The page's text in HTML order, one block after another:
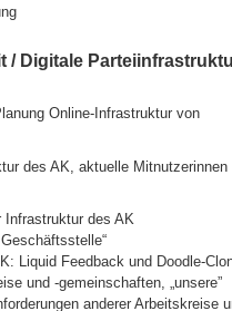
/ Digitale
Online-Infrastruktur von
des AK, aktuelle Mitnutzerinnen
Infrastruktur des AK
Liquid Feedback und Doodle-
und -gemeinschaften, „unsere”
anderer Arbeitskreise